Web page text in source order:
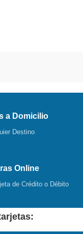
a Domicilio
Destino
Online
de Crédito o Débito